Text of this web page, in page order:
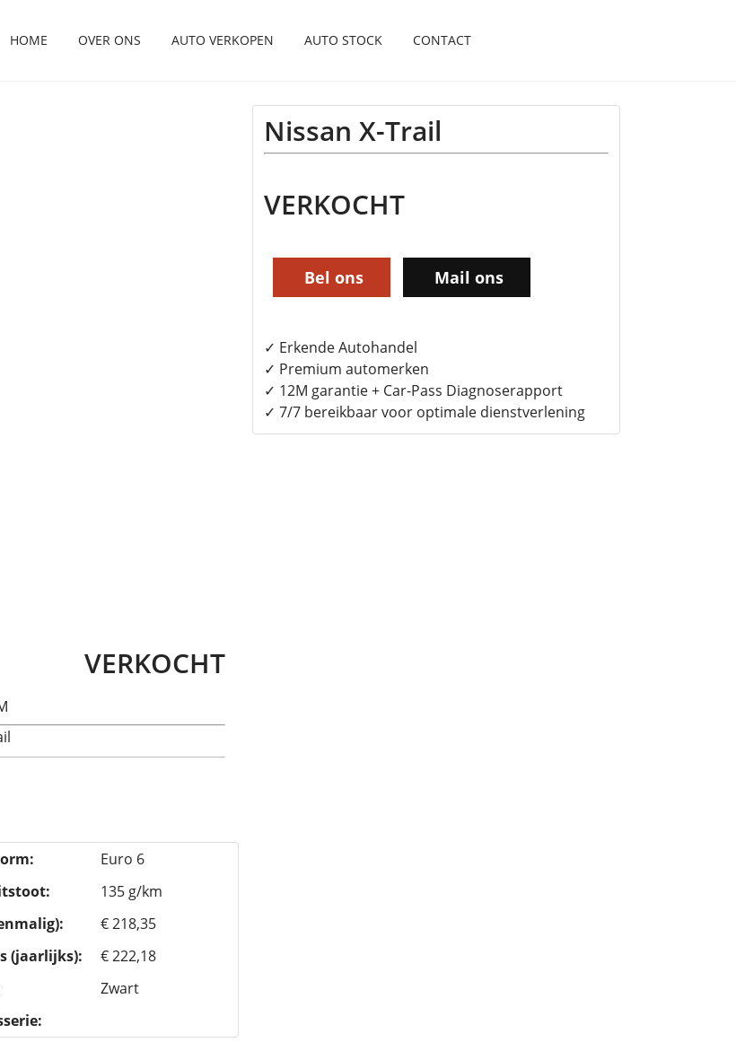
HOME OVER ONS AUTO VERKOPEN AUTO STOCK CONTACT
VERKOCHT
Euro 6
135 g/km
€ 218,35
(jaarlijks):
€ 222,18
Zwart
Nissan X-Trail
VERKOCHT
Bel ons Mail ons
✓ Erkende Autohandel
✓ Premium automerken
✓ 12M garantie + Car-Pass Diagnoserapport
✓ 7/7 bereikbaar voor optimale dienstverlening